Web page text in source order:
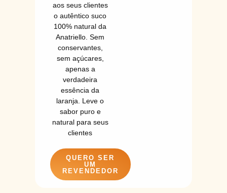
aos seus clientes
o autêntico suco
100% natural da
Anatriello. Sem
conservantes,
sem açúcares,
apenas a
verdadeira
essência da
laranja. Leve o
sabor puro e
natural para seus
clientes
QUERO SER
UM
REVENDEDOR